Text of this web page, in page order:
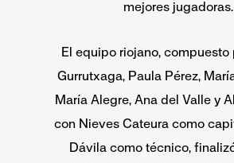
mejores jugadoras.
El equipo riojano, compuesto
Gurrutxaga, Paula Pérez,
María Alegre, Ana del Valle y
con Nieves Cateura como
Dávila como técnico,